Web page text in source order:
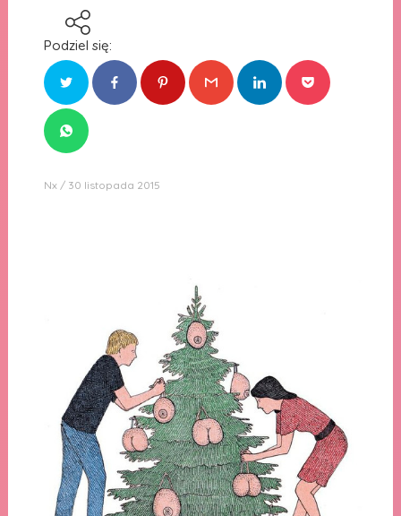
Podziel się:
Nx 30 listopada 2015